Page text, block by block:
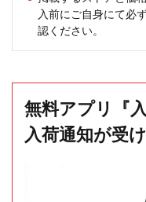
入前にご自身にて必
認ください。
無料アプリ『
入荷通知が受